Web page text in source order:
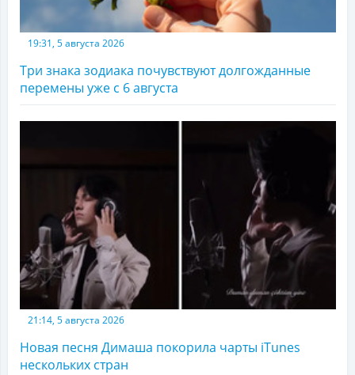
19:31, 5 августа 2026
Три знака зодиака почувствуют долгожданные
перемены уже с 6 августа
21:14, 5 августа 2026
Новая песня Димаша покорила чарты iTunes
нескольких стран